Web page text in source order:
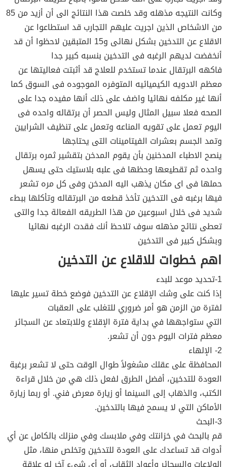
وكانت النتيجه مذهله وقد خلصت هذا النتائج الى أن أزيد من 85
من الاشخاص الذين اجريت عليهم التجارب قد استطاعوا عن
الاقلاع عن التدخين بشكل نهائى و15 المتبقين لاحظوا أن قد
أنخفضت لديهم الرغبه فى التدخين بنسبه كبير جدا
فاكهه البرتقال عندما تستخدم للعلاج قد أثبتت فعاليتها عن
معظم الادويه الكيميائيه المتوفره الموجوده فى السوق كما
أنها غير مكلفه نهائيا واضف على ذلك أنها مفيده جدا على
الصحه فعلا سبيل المثال وليس الحصر أن برتقاله واحده فى
اليوم تعمل على تقويه المناعه وتعمل على تنظيف الشرايين
وتمد الجسم بعشرات الفيتامينات التى يحتاجها
ينصح الاطباء المدخنين بأن يقوم المدخن بتقشير ثمره برتقال
واحده ثم تقطيعها وحظها فى علبه بلاستيك حتى يسهل
حملها فى اى مكان يذهب اليه المدخن وفى كل مره تشعر
فيها برغبه فى التدخين تأخذ قطعه من البرتقاله وتأكلها ببطء
شديد فى خلال اسبوعين من هذا الطريقه الفعالة جدا والتى
تعطى نتائج مذهله سوف تلاحظ أنك فقدت الرغبه نهائيا
وبشكل كبير فى التدخين
اهم خطوات للاقلاع عن التدخين
1-تحديد موعد للبدء
إذا كنت على وشك الإقلاع عن التدخين فوضع خطة تسير عليها
لفترة من الزمن هو أمر ضروري للتغلب على العقبات
التي ستواجهها في بداية فترة الإقلاع وللابتعاد عن السجائر
معظم فترات اليوم دون أن تشعر.
2- الإلهاء
المحافظة على عقلك مشغولاً طوال الوقت حتى لا تشعر برغبة
العودة للتدخين، أفضل الطرق لفعل ذلك هي من خلال قراءة
الكتب، والذهاب إلى السينما أو زيارة معرض فني. أو ربما زيارة
الأماكن التي لا يسمح فيها بالتدخين.
3-البحث
قم بالبحث في خزانتك وفي ملابسك وفي منزلك بالكامل عن أي
أدوات قد تساعدك على العودة للتدخين وتخلص منها، مثل